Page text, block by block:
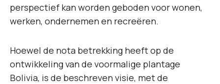
perspectief kan worden geboden voor wonen,
werken, ondernemen en recreëren.
Hoewel de nota betrekking heeft op de
ontwikkeling van de voormalige plantage
Bolivia, is de beschreven visie, met de